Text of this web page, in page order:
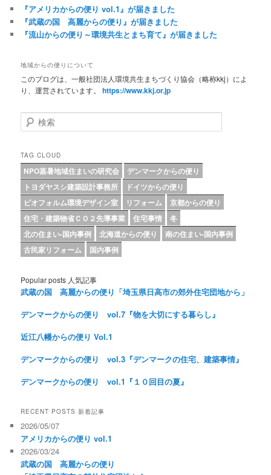
『アメリカからの便り vol.1』が届きました
『武蔵の国 高麗からの便り』が届きました
『流山からの便り～環境共生とまち育て』が届きました
地域からの便りについて
このブログは、一般社団法人環境共生まちづくり協会（略称kkj）によ
り、運営されています。https://www.kkj.or.jp
検索
TAG CLOUD
NPO蒸暑地域住まいの研究会
デンマークからの便り
トヨダヤスシ建築設計事務所
ドイツからの便り
ビオフォルム環境デザイン室
リフォーム
京都からの便り
住宅・建築物省ＣＯ２先導事業
住宅事情
冬
北の住まい-国内事例
北海道からの便り
南の住まい-国内事例
古民家リフォーム
国内事例
Popular posts 人気記事
武蔵の国 高麗からの便り「埼玉県日高市の郊外住宅団地から」
デンマークからの便り vol.7『物を大切にする暮らし』
近江八幡からの便り Vol.1
デンマークからの便り vol.3『デンマークの住宅、建築事情』
デンマークからの便り vol.1『１０回目の夏』
RECENT POSTS 新着記事
2026/05/07
アメリカからの便り vol.1
2026/03/24
武蔵の国 高麗からの便り